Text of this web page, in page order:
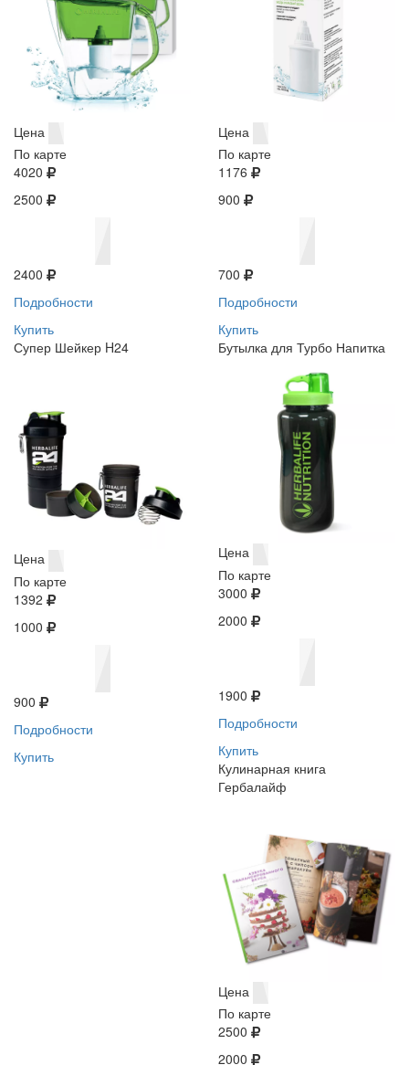
Цена
По карте
4020
2500
2400
Подробности
Купить
Цена
По карте
1176
900
700
Подробности
Купить
Супер Шейкер H24
Цена
По карте
1392
1000
900
Подробности
Купить
Бутылка для Турбо Напитка
Цена
По карте
3000
2000
1900
Подробности
Купить
Кулинарная книга
Гербалайф
Цена
По карте
2500
2000